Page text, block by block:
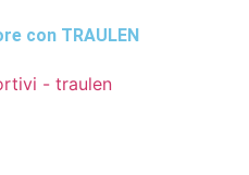
con TRAULEN